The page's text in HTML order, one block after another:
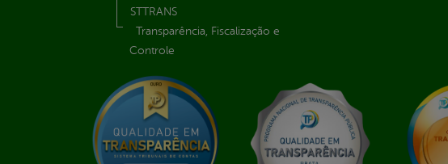
STTRANS
Transparência, Fiscalização e
Controle